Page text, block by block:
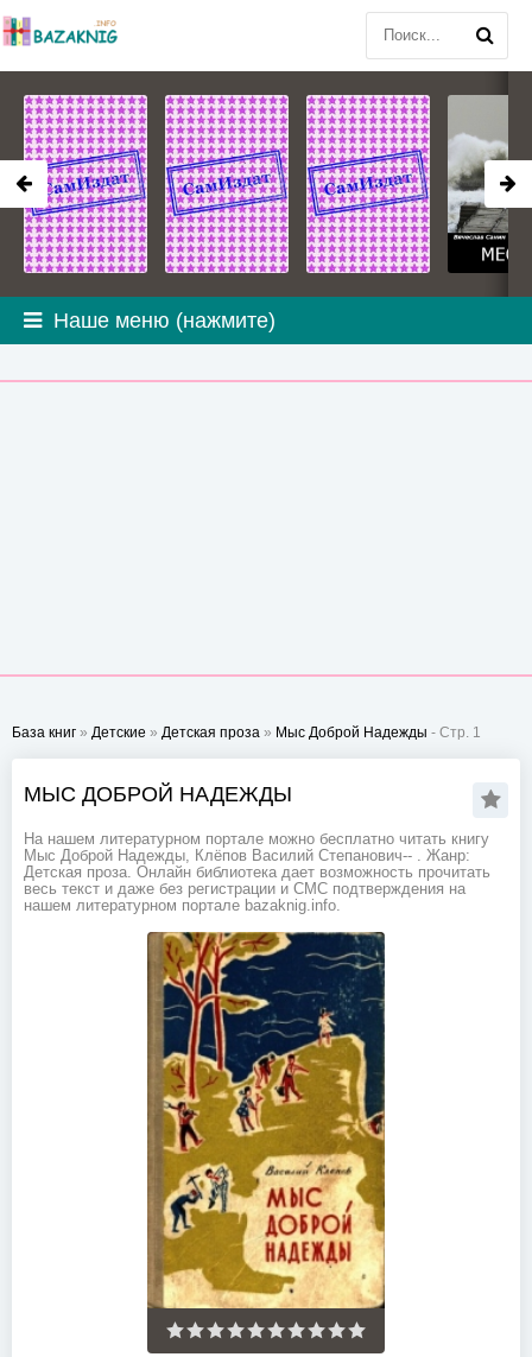
Наше меню (нажмите)
База книг » Детские » Детская проза » Мыс Доброй Надежды - Стр. 1
МЫС ДОБРОЙ НАДЕЖДЫ
На нашем литературном портале можно бесплатно читать книгу
Мыс Доброй Надежды, Клёпов Василий Степанович-- . Жанр:
Детская проза. Онлайн библиотека дает возможность прочитать
весь текст и даже без регистрации и СМС подтверждения на
нашем литературном портале bazaknig.info.